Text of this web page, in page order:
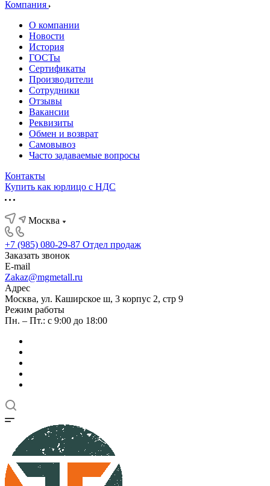
Компания
О компании
Новости
История
ГОСТы
Сертификаты
Производители
Сотрудники
Отзывы
Вакансии
Реквизиты
Обмен и возврат
Самовывоз
Часто задаваемые вопросы
Контакты
Купить как юрлицо с НДС
Москва
+7 (985) 080-29-87 Отдел продаж
Заказать звонок
E-mail
Zakaz@mgmetall.ru
Адрес
Москва, ул. Каширское ш, 3 корпус 2, стр 9
Режим работы
Пн. – Пт.: с 9:00 до 18:00